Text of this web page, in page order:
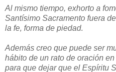
Al mismo tiempo, exhorto a
Santísimo Sacramento fuera
la fe, forma de piedad.
Además creo que puede ser
hábito de un rato de oración
para que dejar que el Espíritu